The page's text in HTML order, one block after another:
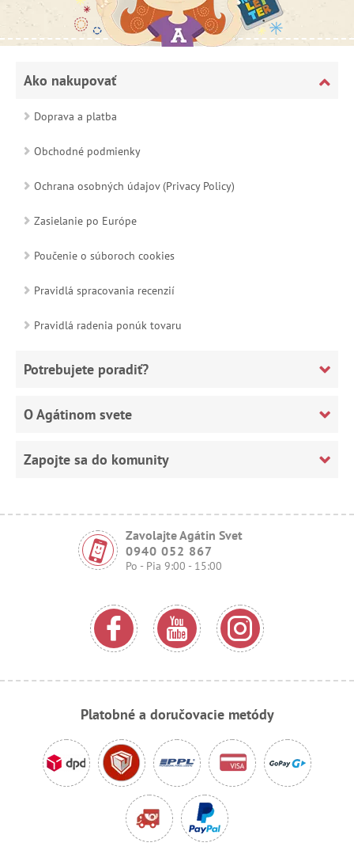
Ako nakupovať
Doprava a platba
Obchodné podmienky
Ochrana osobných údajov (Privacy Policy)
Zasielanie po Európe
Poučenie o súboroch cookies
Pravidlá spracovania recenzií
Pravidlá radenia ponúk tovaru
Potrebujete poradiť?
O Agátinom svete
Zapojte sa do komunity
Zavolajte Agátin Svet
0940 052 867
Po - Pia 9:00 - 15:00
Platobné a doručovacie metódy